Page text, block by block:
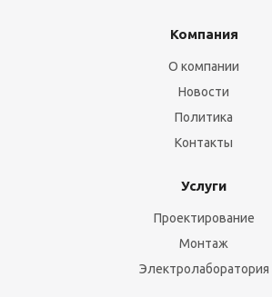
Компания
О компании
Новости
Политика
Контакты
Услуги
Проектирование
Монтаж
Электролаборатория